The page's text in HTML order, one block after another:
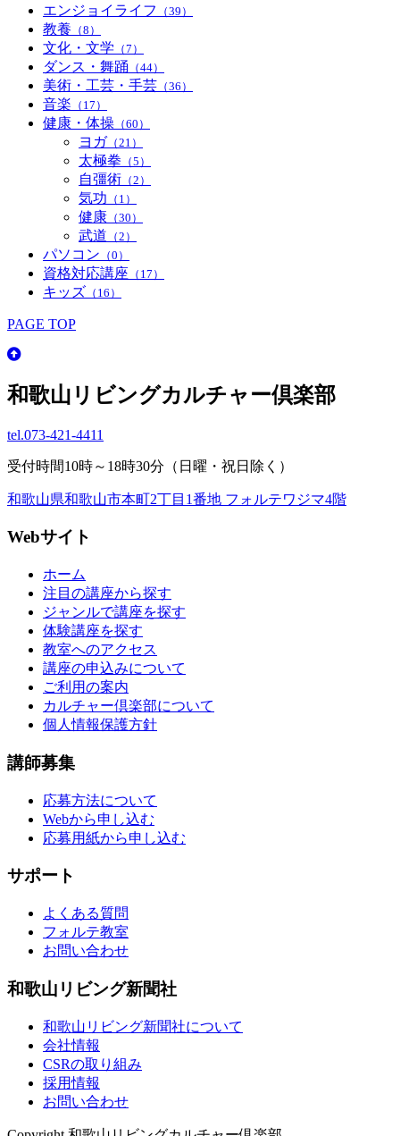
エンジョイライフ （39）
教養 （8）
文化・文学 （7）
ダンス・舞踊 （44）
美術・工芸・手芸 （36）
音楽 （17）
健康・体操 （60）
ヨガ （21）
太極拳 （5）
自彊術 （2）
気功 （1）
健康 （30）
武道 （2）
パソコン （0）
資格対応講座 （17）
キッズ （16）
PAGE TOP
和歌山リビングカルチャー倶楽部
tel.073-421-4411
受付時間10時～18時30分（日曜・祝日除く）
和歌山県和歌山市本町2丁目1番地 フォルテワジマ4階
Webサイト
ホーム
注目の講座から探す
ジャンルで講座を探す
体験講座を探す
教室へのアクセス
講座の申込みについて
ご利用の案内
カルチャー倶楽部について
個人情報保護方針
講師募集
応募方法について
Webから申し込む
応募用紙から申し込む
サポート
よくある質問
フォルテ教室
お問い合わせ
和歌山リビング新聞社
和歌山リビング新聞社について
会社情報
CSRの取り組み
採用情報
お問い合わせ